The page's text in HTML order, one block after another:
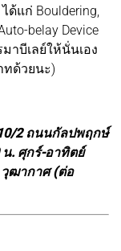
แก่ Bouldering,
belay Device
าบีเลย์ให้นั่นเอง
ทด้วยนะ)
2 ถนนกัลปพฤกษ์
น. ศุกร์-อาทิตย์
วุฒากาศ (ต่อ